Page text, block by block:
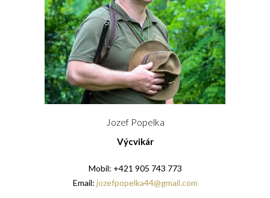
Jozef Popelka
Výcvikár
Mobil: +421 905 743 773
Email: jozefpopelka44@gmail.com